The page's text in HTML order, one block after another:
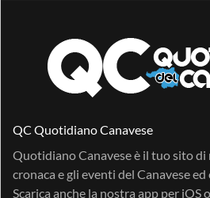
QC Quotidiano Canavese
Quotidiano Canavese è il tuo sito
cronaca e gli eventi del Canavese
Scarica anche la nostra app per iOSo